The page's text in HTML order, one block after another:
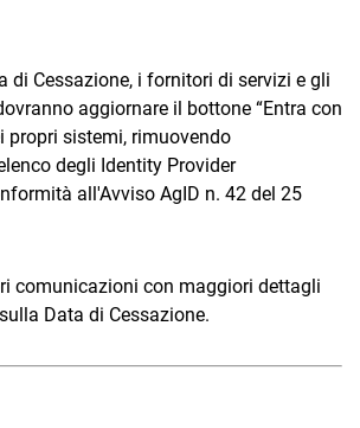
di Cessazione, i fornitori di servizi e gli
aggiornare il bottone “Entra con
propri sistemi, rimuovendo
degli Identity Provider
all'Avviso AgID n. 42 del 25
comunicazioni con maggiori dettagli
Data di Cessazione.